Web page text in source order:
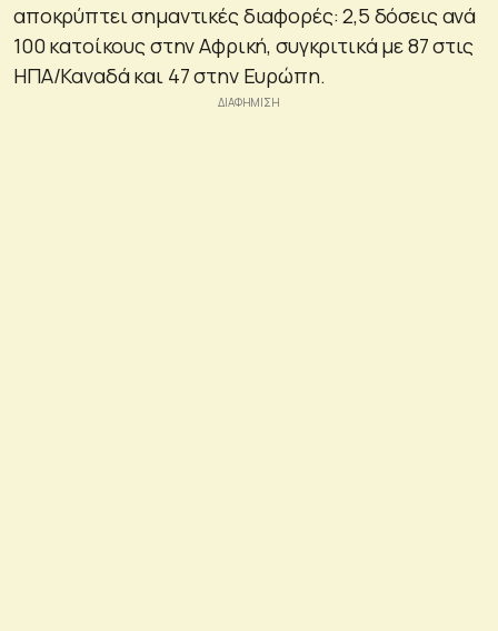
αποκρύπτει σημαντικές διαφορές: 2,5 δόσεις ανά
100 κατοίκους στην Αφρική, συγκριτικά με 87 στις
ΗΠΑ/Καναδά και 47 στην Ευρώπη.